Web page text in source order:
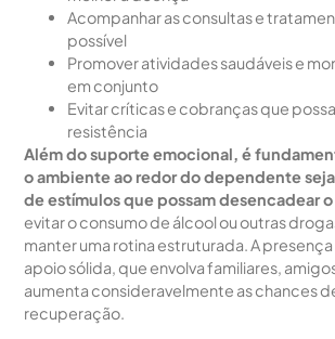
Acompanhar as consultas e
possível
Promover atividades saudáveis e
em conjunto
Evitar críticas e cobranças que
resistência
Além do suporte emocional, é
o ambiente ao redor do dependente
de estímulos que possam desencadear o
evitar o consumo de álcool ou outras
manter uma rotina estruturada. A
apoio sólida, que envolva familiares,
aumenta consideravelmente as chances
recuperação.